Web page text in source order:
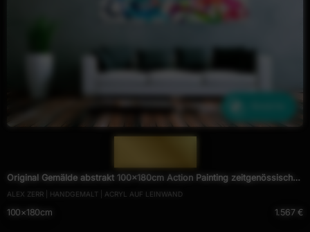
Original Gemälde abstrakt 100x180cm Action Painting zeitgenössisch
handgemalt Fluid Painting weiß bunt hellgrün hochwertig
ALEX ZERR | HANDGEMALT | ACRYL AUF LEINWAND
100×180cm 1.567 €